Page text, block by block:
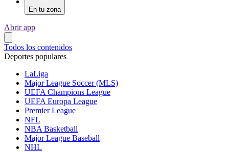
En tu zona
Abrir app
Todos los contenidos
Deportes populares
LaLiga
Major League Soccer (MLS)
UEFA Champions League
UEFA Europa League
Premier League
NFL
NBA Basketball
Major League Baseball
NHL